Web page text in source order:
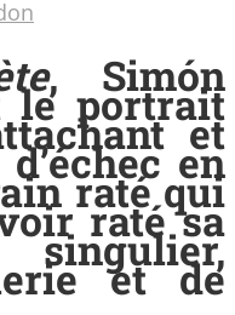
, Simón
le portrait
et
en
raté qui
raté sa
et de